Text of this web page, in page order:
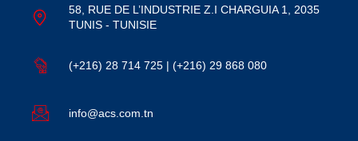
58, RUE DE L’INDUSTRIE Z.I CHARGUIA 1, 2035
TUNIS - TUNISIE
(+216) 28 714 725 | (+216) 29 868 080
info@acs.com.tn